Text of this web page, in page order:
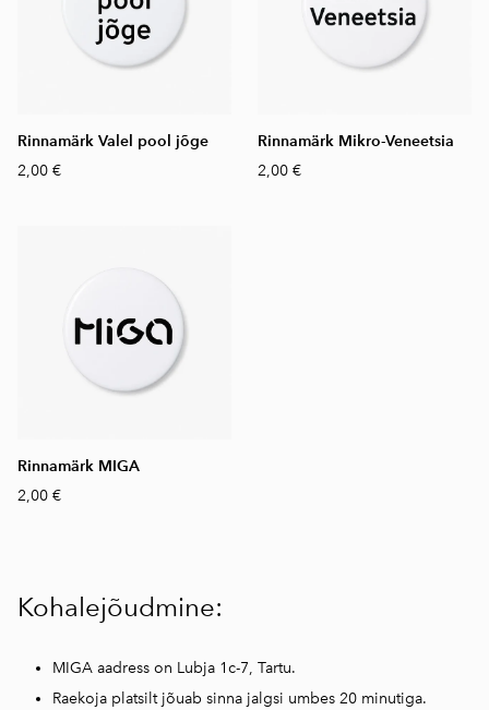
Rinnamärk Valel pool jõge
2,00 €
Rinnamärk Mikro-Veneetsia
2,00 €
Rinnamärk MIGA
2,00 €
Kohalejõudmine:
MIGA aadress on Lubja 1c-7, Tartu.
Raekoja platsilt jõuab sinna jalgsi umbes 20 minutiga.